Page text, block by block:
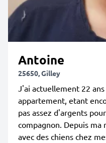
Antoine
25650, Gilley
J'ai actuellement 22
appartement, etant
pas assez d'argents
compagnon. Depuis ma
avec des chiens chez